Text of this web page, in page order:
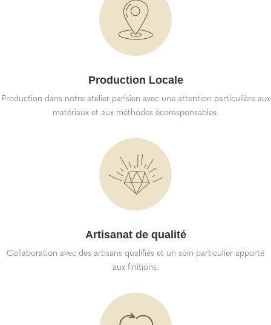
Production Locale
Production dans notre atelier parisien avec une attention particulière aux
matériaux et aux méthodes écoresponsables.
Artisanat de qualité
Collaboration avec des artisans qualifiés et un soin particulier apporté
aux finitions.